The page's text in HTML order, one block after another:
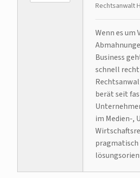
Rechtsanwalt
Wenn es um
Business
schnell
berät seit
im Medien-,
pragmatisch